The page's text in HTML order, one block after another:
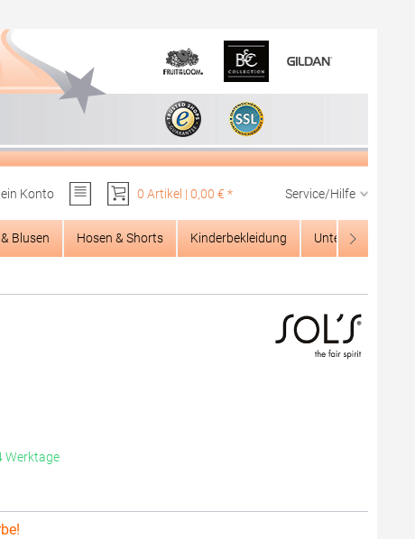
Konto
0 Artikel | 0,00 € * Service/Hilfe
Blusen Hosen & Shorts Kinderbekleidung Unterwäsche
Werktage